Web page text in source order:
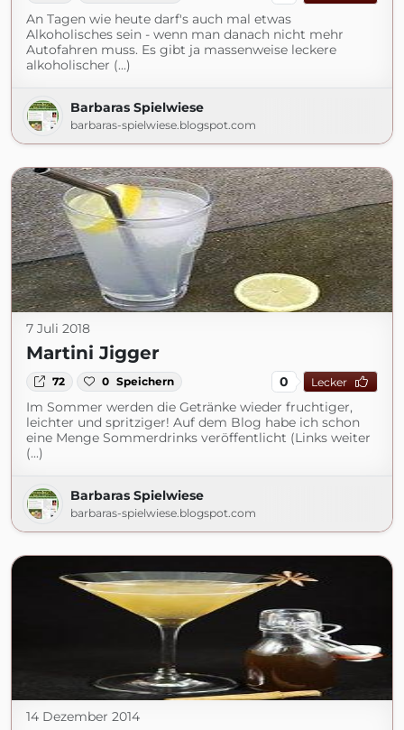
An Tagen wie heute darf's auch mal etwas
Alkoholisches sein - wenn man danach nicht mehr
Autofahren muss. Es gibt ja massenweise leckere
alkoholischer (...)
Barbaras Spielwiese
barbaras-spielwiese.blogspot.com
7 Juli 2018
Martini Jigger
72 0 Speichern 0 Lecker
Im Sommer werden die Getränke wieder fruchtiger,
leichter und spritziger! Auf dem Blog habe ich schon
eine Menge Sommerdrinks veröffentlicht (Links weiter
(...)
Barbaras Spielwiese
barbaras-spielwiese.blogspot.com
14 Dezember 2014